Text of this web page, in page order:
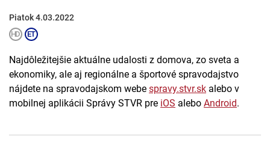
Piatok 4.03.2022
Najdôležitejšie aktuálne udalosti z domova, zo sveta a
ekonomiky, ale aj regionálne a športové spravodajstvo
nájdete na spravodajskom webe spravy.stvr.sk alebo v
mobilnej aplikácii Správy STVR pre iOS alebo Android.